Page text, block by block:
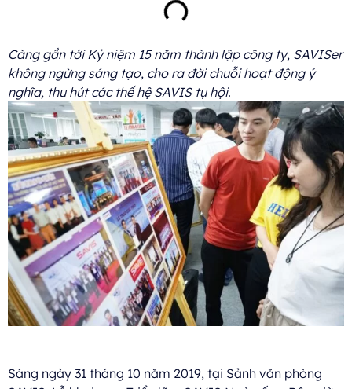
Càng gần tới Kỷ niệm 15 năm thành lập công ty, SAVISer
không ngừng sáng tạo, cho ra đời chuỗi hoạt động ý
nghĩa, thu hút các thế hệ SAVIS tụ hội.
Sáng ngày 31 tháng 10 năm 2019, tại Sảnh văn phòng